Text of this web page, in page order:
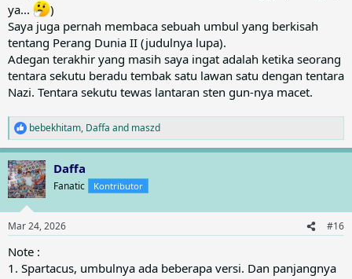
ya...
)
Saya juga pernah membaca sebuah umbul yang berkisah
tentang Perang Dunia II (judulnya lupa).
Adegan terakhir yang masih saya ingat adalah ketika seorang
tentara sekutu beradu tembak satu lawan satu dengan tentara
Nazi. Tentara sekutu tewas lantaran sten gun-nya macet.
R
e
a
c
t
i
n
s
:
bebekhitam, Daffa and maszd
Daffa
Fanatic Kontributor
Mar 24, 2026 #16
Note :
1. Spartacus, umbulnya ada beberapa versi. Dan panjangnya